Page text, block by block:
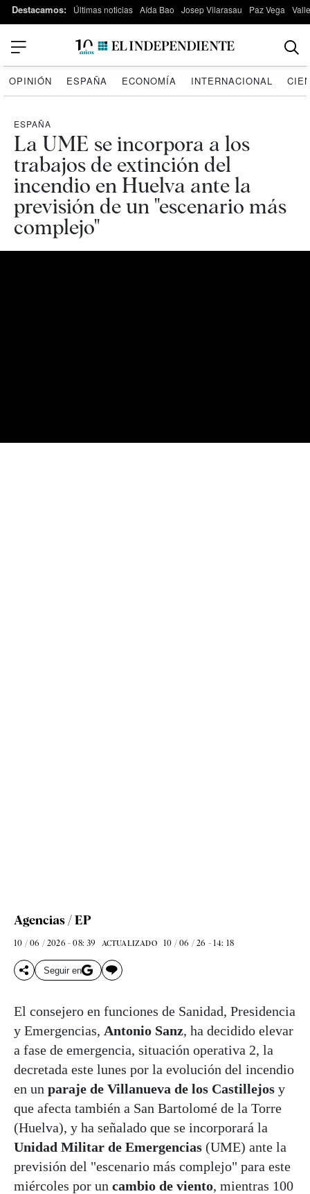
Destacamos: Últimas noticias Aída Bao Josep Vilarasau Paz Vega
OPINIÓN ESPAÑA ECONOMÍA INTERNACIONAL
ESPAÑA
La UME se incorpora a los
trabajos de extinción del
incendio en Huelva ante la
previsión de un "escenario más
complejo"
Agencias / EP
10 / 06 / 2026 - 08: 39 ACTUALIZADO 10 / 06 / 26 - 14: 18
Seguir en
El consejero en funciones de Sanidad, Presidencia
y Emergencias, Antonio Sanz, ha decidido elevar
a fase de emergencia, situación operativa 2, la
decretada este lunes por la evolución del incendio
en un paraje de Villanueva de los Castillejos y
que afecta también a San Bartolomé de la Torre
(Huelva), y ha señalado que se incorporará la
Unidad Militar de Emergencias (UME) ante la
previsión del "escenario más complejo" para este
miércoles por un cambio de viento, mientras 100